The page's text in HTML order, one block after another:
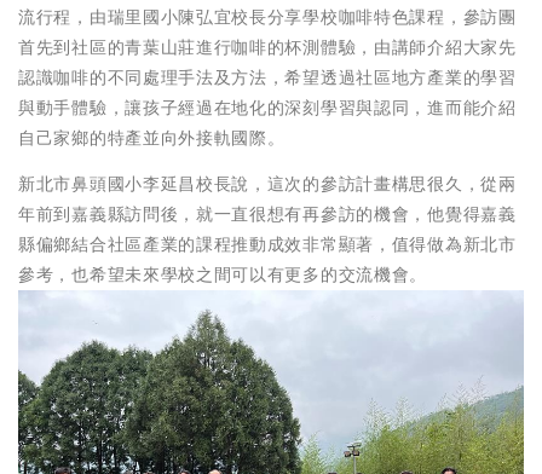
流行程，由瑞里國小陳弘宜校長分享學校咖啡特色課程，參訪團
首先到社區的青葉山莊進行咖啡的杯測體驗，由講師介紹大家先
認識咖啡的不同處理手法及方法，希望透過社區地方產業的學習
與動手體驗，讓孩子經過在地化的深刻學習與認同，進而能介紹
自己家鄉的特產並向外接軌國際。
新北市鼻頭國小李延昌校長說，這次的參訪計畫構思很久，從兩
年前到嘉義縣訪問後，就一直很想有再參訪的機會，他覺得嘉義
縣偏鄉結合社區產業的課程推動成效非常顯著，值得做為新北市
參考，也希望未來學校之間可以有更多的交流機會。